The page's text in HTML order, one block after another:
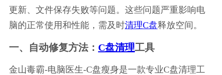
更新、文件保存失败等问题。这些问题严重影响电
脑的正常使用和性能，需及时清理C盘释放空间。
一、自动修复方法： C盘清理工具
金山毒霸-电脑医生-C盘瘦身是一款专业C盘清理工